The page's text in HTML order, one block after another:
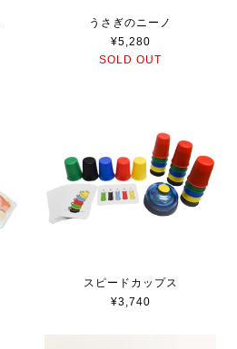
うさぎのニーノ
¥5,280
SOLD OUT
スピードカップス
¥3,740